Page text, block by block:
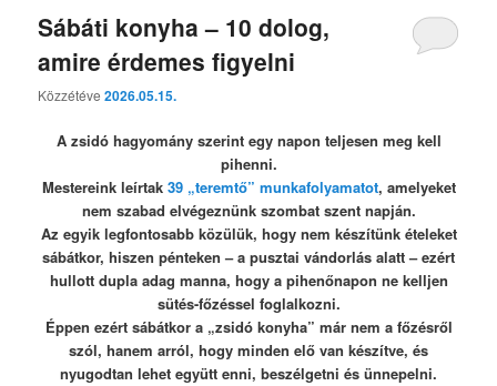
Sábáti konyha – 10 dolog,
amire érdemes figyelni
Közzétéve2026.05.15.
A zsidó hagyomány szerint egy napon teljesen meg kell
pihenni.
Mestereink leírtak39 „teremtő” munkafolyamatot, amelyeket
nem szabad elvégeznünk szombat szent napján.
Az egyik legfontosabb közülük, hogy nem készítünk ételeket
sábátkor, hiszen pénteken – a pusztai vándorlás alatt – ezért
hullott dupla adag manna, hogy a pihenőnapon ne kelljen
sütés-főzéssel foglalkozni.
Éppen ezért sábátkor a „zsidó konyha” már nem a főzésről
szól, hanem arról, hogy minden elő van készítve, és
nyugodtan lehet együtt enni, beszélgetni és ünnepelni.